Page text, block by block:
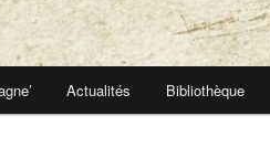
Actualités Bibliothèque